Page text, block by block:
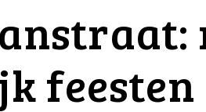
feesten